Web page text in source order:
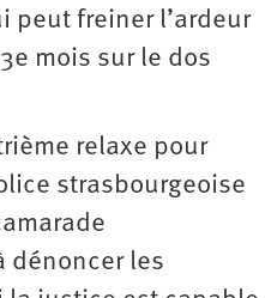
peut freiner l’ardeur
mois sur le dos
relaxe pour
strasbourgeoise
dénoncer les